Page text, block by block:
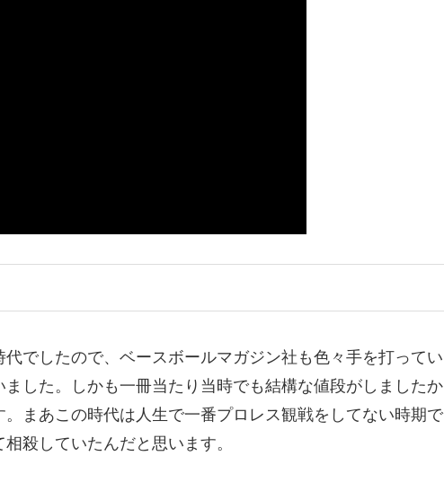
でしたので、ベースボールマガジン社も色々手を打ってい
した。しかも一冊当たり当時でも結構な値段がしましたか
まあこの時代は人生で一番プロレス観戦をしてない時期で
殺していたんだと思います。